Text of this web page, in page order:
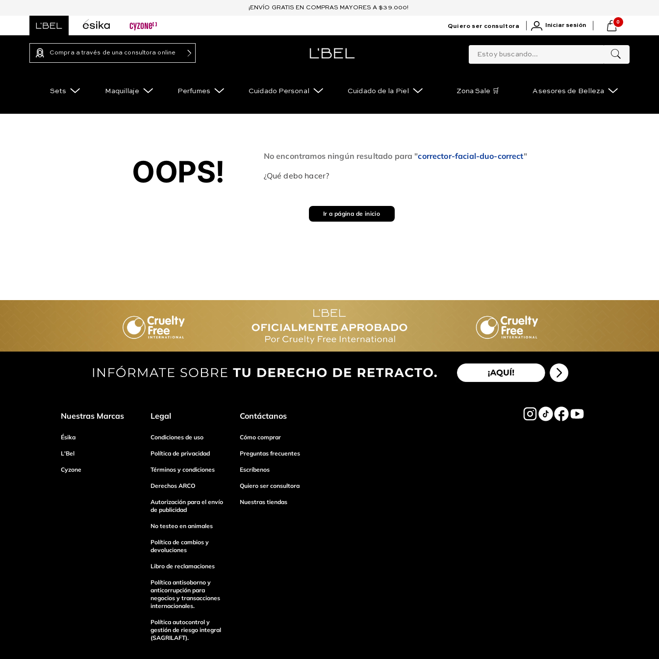
Quiero ser consultora Iniciar sesión
0
Compra a través de una consultora online
Estoy buscando...
Sets Maquillaje Perfumes Cuidado Personal Cuidado de la Piel Zona Sale 🛒 Asesores de Belleza
¡ENVÍO GRATIS EN COMPRAS MAYORES A $39.000!
OOPS! No encontramos ningún resultado para "corrector-facial-duo-correct"
¿Qué debo hacer?
Ir a página de inicio
Nuestras Marcas
Ésika
L'Bel
Cyzone
Legal
Condiciones de uso
Política de privacidad
Términos y condiciones
Derechos ARCO
Autorización para el envío
de publicidad
No testeo en animales
Política de cambios y
devoluciones
Libro de reclamaciones
Política antisoborno y
anticorrupción para
negocios y transacciones
internacionales.
Política autocontrol y
gestión de riesgo integral
(SAGRILAFT).
Contáctanos
Cómo comprar
Preguntas frecuentes
Escríbenos
Quiero ser consultora
Nuestras tiendas